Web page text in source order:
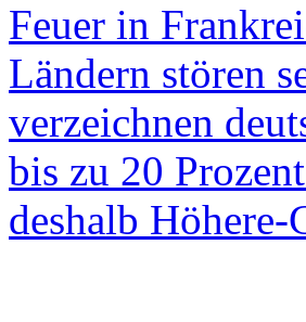
Feuer in
Ländern stören
verzeichnen
bis zu 20
deshalb